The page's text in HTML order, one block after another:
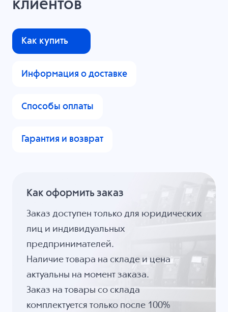
клиентов
Как купить
Информация о доставке
Способы оплаты
Гарантия и возврат
Как оформить заказ
Заказ доступен только для юридических
лиц и индивидуальных
предпринимателей.
Наличие товара на складе и цена
актуальны на момент заказа.
Заказ на товары со склада
комплектуется только после 100%